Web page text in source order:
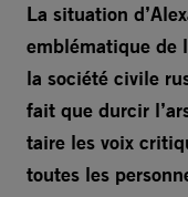
La situation
emblématique de
la société civile
fait que durcir
taire les voix
toutes les